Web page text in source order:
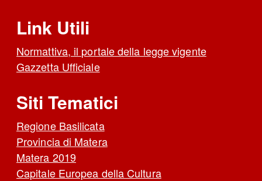
Link Utili
Normattiva, il portale della legge vigente
Gazzetta Ufficiale
Siti Tematici
Regione Basilicata
Provincia di Matera
Matera 2019
Capitale Europea della Cultura